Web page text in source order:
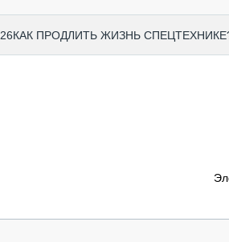
КАК ПРОДЛИТЬ ЖИЗНЬ